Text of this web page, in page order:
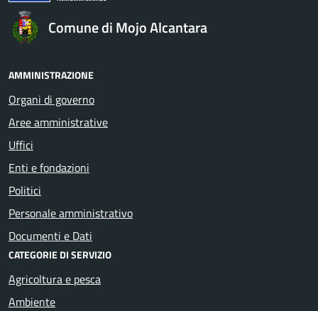
Comune di Mojo Alcantara
AMMINISTRAZIONE
Organi di governo
Aree amministrative
Uffici
Enti e fondazioni
Politici
Personale amministrativo
Documenti e Dati
CATEGORIE DI SERVIZIO
Agricoltura e pesca
Ambiente